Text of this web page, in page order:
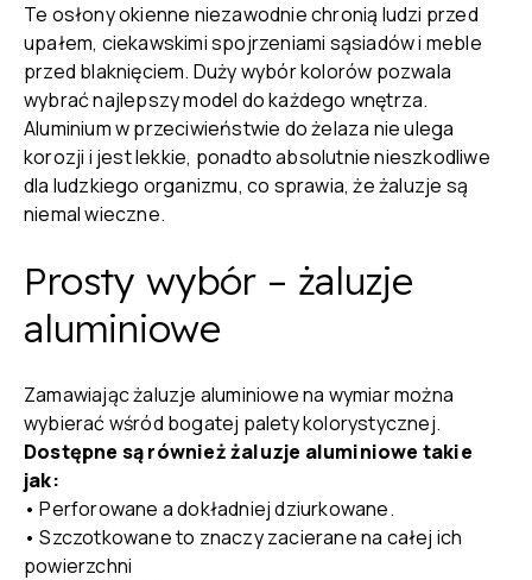
Te osłony okienne niezawodnie chronią ludzi przed
upałem, ciekawskimi spojrzeniami sąsiadów i meble
przed blaknięciem. Duży wybór kolorów pozwala
wybrać najlepszy model do każdego wnętrza.
Aluminium w przeciwieństwie do żelaza nie ulega
korozji i jest lekkie, ponadto absolutnie nieszkodliwe
dla ludzkiego organizmu, co sprawia, że żaluzje są
niemal wieczne.
Prosty wybór – żaluzje
aluminiowe
Zamawiając żaluzje aluminiowe na wymiar można
wybierać wśród bogatej palety kolorystycznej.
Dostępne są również żaluzje aluminiowe takie
jak:
• Perforowane a dokładniej dziurkowane.
• Szczotkowane to znaczy zacierane na całej ich
powierzchni